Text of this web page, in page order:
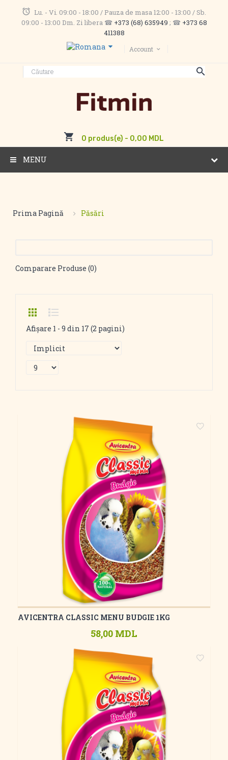
Lu. - Vi. 09:00 - 18:00 / Pauza de masa 12:00 - 13:00 / Sb.
09:00 - 13:00 Dm. Zi libera ☎ +373 (68) 635949 ; ☎ +373 68
411388
Account
0 produs(e) - 0,00 MDL
MENU
Prima Pagină Păsări
Comparare Produse (0)
Afişare 1 - 9 din 17 (2 pagini)
AVICENTRA CLASSIC MENU BUDGIE 1KG
58,00 MDL